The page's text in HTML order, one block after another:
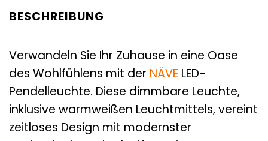
BESCHREIBUNG
Verwandeln Sie Ihr Zuhause in eine Oase
des Wohlfühlens mit der NÄVE LED-
Pendelleuchte. Diese dimmbare Leuchte,
inklusive warmweißen Leuchtmittels, vereint
zeitloses Design mit modernster